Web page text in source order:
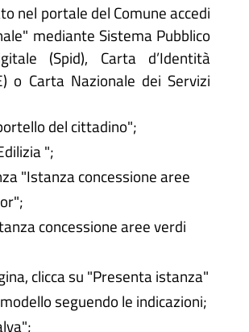
nel portale del Comune accedi
mediante Sistema Pubblico
(Spid), Carta d’Identità
o Carta Nazionale dei Servizi
del cittadino";
";
"Istanza concessione aree
concessione aree verdi
clicca su "Presenta istanza"
seguendo le indicazioni;